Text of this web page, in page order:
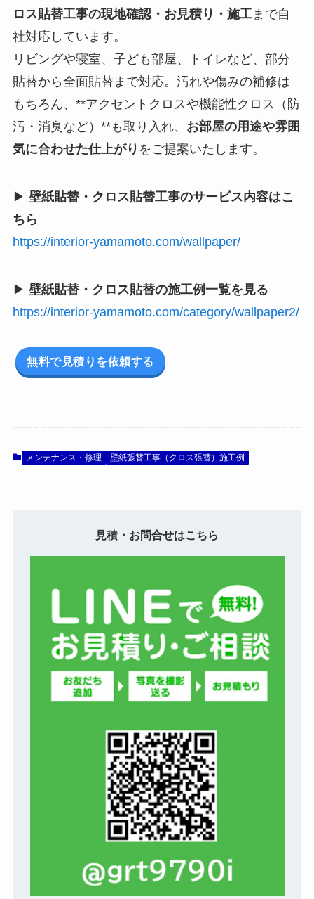
ロス貼替工事の現地確認・お見積り・施工まで自
社対応しています。
リビングや寝室、子ども部屋、トイレなど、部分
貼替から全面貼替まで対応。汚れや傷みの補修は
もちろん、**アクセントクロスや機能性クロス（防
汚・消臭など）**も取り入れ、 お部屋の用途や雰囲
気に合わせた仕上がり をご提案いたします。
▶ 壁紙貼替・クロス貼替工事のサービス内容はこ
ちら
https://interior-yamamoto.com/wallpaper/
▶ 壁紙貼替・クロス貼替の施工例一覧を見る
https://interior-yamamoto.com/category/wallpaper2/
無料で見積りを依頼する
メンテナンス・修理 壁紙張替工事（クロス張替）施工例
見積・お問合せはこちら